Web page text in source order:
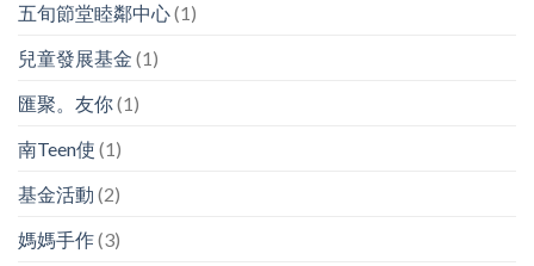
五旬節堂睦鄰中心(1)
兒童發展基金 (1)
匯聚。友你(1)
南Teen使 (1)
基金活動 (2)
媽媽手作(3)